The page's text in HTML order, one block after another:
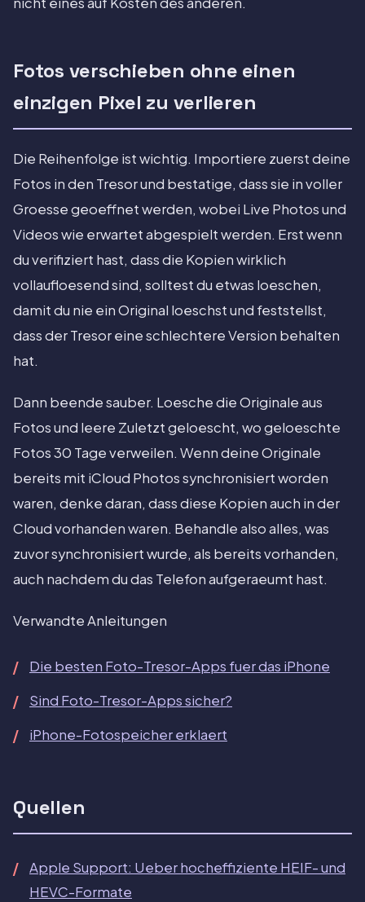
Fotos verschieben ohne einen
einzigen Pixel zu verlieren
Die Reihenfolge ist wichtig. Importiere zuerst deine
Fotos in den Tresor und bestatige, dass sie in voller
Groesse geoeffnet werden, wobei Live Photos und
Videos wie erwartet abgespielt werden. Erst wenn
du verifiziert hast, dass die Kopien wirklich
vollaufloesend sind, solltest du etwas loeschen,
damit du nie ein Original loeschst und feststellst,
dass der Tresor eine schlechtere Version behalten
hat.
Dann beende sauber. Loesche die Originale aus
Fotos und leere Zuletzt geloescht, wo geloeschte
Fotos 30 Tage verweilen. Wenn deine Originale
bereits mit iCloud Photos synchronisiert worden
waren, denke daran, dass diese Kopien auch in der
Cloud vorhanden waren. Behandle also alles, was
zuvor synchronisiert wurde, als bereits vorhanden,
auch nachdem du das Telefon aufgeraeumt hast.
Verwandte Anleitungen
Die besten Foto-Tresor-Apps fuer das iPhone
Sind Foto-Tresor-Apps sicher?
iPhone-Fotospeicher erklaert
Quellen
Apple Support: Ueber hocheffiziente HEIF- und
HEVC-Formate